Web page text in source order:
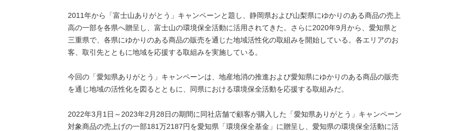
2011年から「富士山ありがとう」キャンペーンと題し、静岡県および山梨県にゆかりのある商品の売上
高の一部を各県へ贈呈し、富士山の環境保全活動に活用されてきた。さらに2020年9月から、愛知県と
三重県で、各県にゆかりのある商品の販売を通じた地域活性化の取組みを開始している。各エリアのお
客、取引先とともに地域を応援する取組みを実施している。
今回の「愛知県ありがとう」キャンペーンは、地産地消の推進および愛知県にゆかりのある商品の販売
を通じ地域の活性化を図るとともに、同県における環境保全活動を応援する取組みだ。
2022年3月1日～2023年2月28日の期間に同社店舗で顧客が購入した「愛知県ありがとう」キャンペーン
対象商品の売上げの一部181万2187円を愛知県「環境保全基金」に贈呈し、愛知県の環境保全活動に活